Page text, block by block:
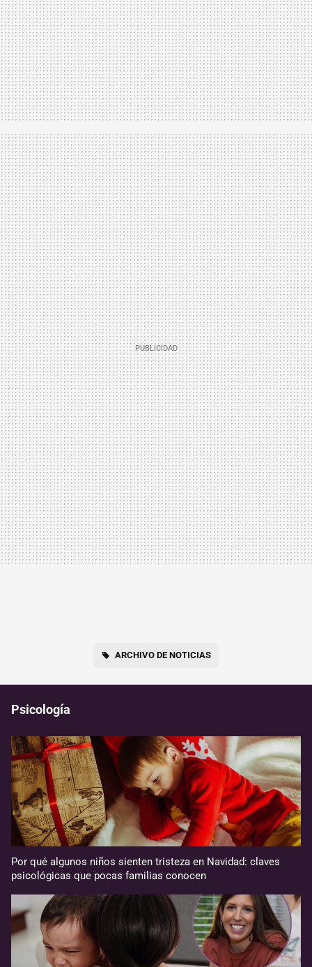
ARCHIVO DE NOTICIAS
Psicología
Por qué algunos niños sienten tristeza en Navidad: claves
psicológicas que pocas familias conocen